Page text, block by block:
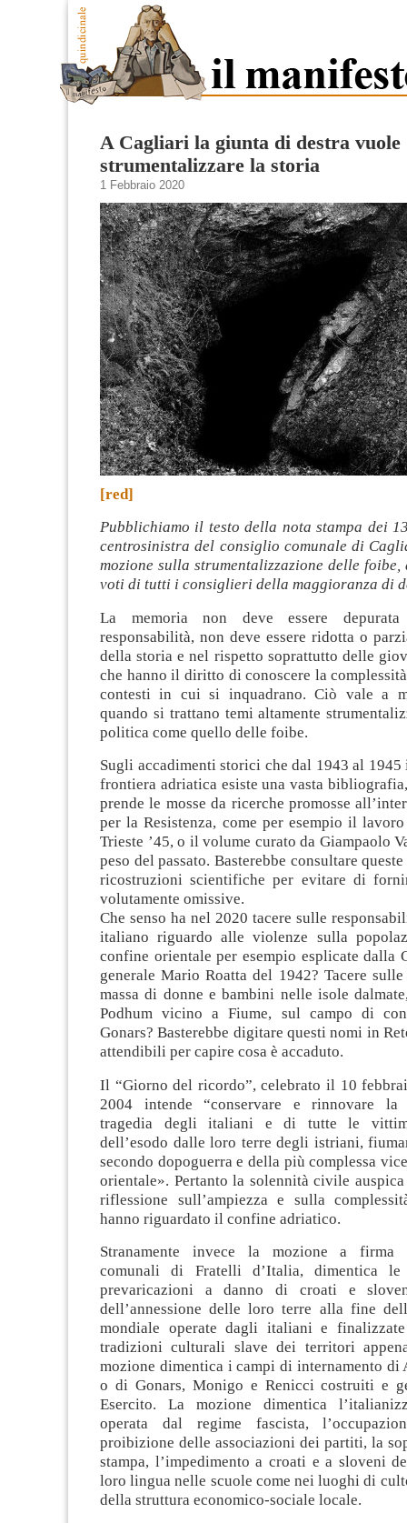
A Cagliari la giunta di destra vuole
strumentalizzare la storia
1 Febbraio 2020
[red]
Pubblichiamo il testo della nota stampa dei
centrosinistra del consiglio comunale di
mozione sulla strumentalizzazione delle
voti di tutti i consiglieri della maggioranza di
La memoria non deve essere
responsabilità, non deve essere ridotta o
della storia e nel rispetto soprattutto delle
che hanno il diritto di conoscere la
contesti in cui si inquadrano. Ciò vale a
quando si trattano temi altamente
politica come quello delle foibe.
Sugli accadimenti storici che dal 1943 al 1945
frontiera adriatica esiste una vasta
prende le mosse da ricerche promosse
per la Resistenza, come per esempio il
Trieste ’45, o il volume curato da Giampaolo
peso del passato. Basterebbe consultare
ricostruzioni scientifiche per evitare di
volutamente omissive.
Che senso ha nel 2020 tacere sulle
italiano riguardo alle violenze sulla
confine orientale per esempio esplicate dalla
generale Mario Roatta del 1942? Tacere
massa di donne e bambini nelle isole
Podhum vicino a Fiume, sul campo di
Gonars? Basterebbe digitare questi nomi in
attendibili per capire cosa è accaduto.
Il “Giorno del ricordo”, celebrato il 10
2004 intende “conservare e rinnovare la
tragedia degli italiani e di tutte le
dell’esodo dalle loro terre degli istriani,
secondo dopoguerra e della più complessa
orientale». Pertanto la solennità civile
riflessione sull’ampiezza e sulla
hanno riguardato il confine adriatico.
Stranamente invece la mozione a firma
comunali di Fratelli d’Italia, dimentica
prevaricazioni a danno di croati e
dell’annessione delle loro terre alla fine
mondiale operate dagli italiani e
tradizioni culturali slave dei territori
mozione dimentica i campi di internamento di
o di Gonars, Monigo e Renicci costruiti e
Esercito. La mozione dimentica
operata dal regime fascista,
proibizione delle associazioni dei partiti, la
stampa, l’impedimento a croati e a sloveni
loro lingua nelle scuole come nei luoghi di
della struttura economico-sociale locale.